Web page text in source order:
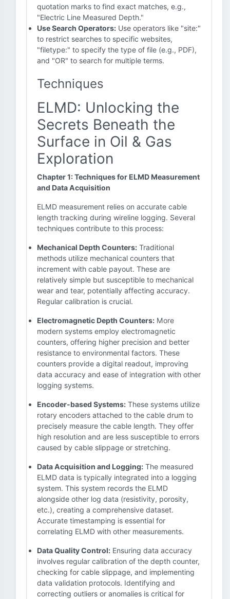
quotation marks to find exact matches, e.g.,
"Electric Line Measured Depth."
Use Search Operators: Use operators like "site:"
to restrict searches to specific websites,
"filetype:" to specify the type of file (e.g., PDF),
and "OR" to search for multiple terms.
Techniques
ELMD: Unlocking the
Secrets Beneath the
Surface in Oil & Gas
Exploration
Chapter 1: Techniques for ELMD Measurement
and Data Acquisition
ELMD measurement relies on accurate cable
length tracking during wireline logging. Several
techniques contribute to this process:
Mechanical Depth Counters: Traditional
methods utilize mechanical counters that
increment with cable payout. These are
relatively simple but susceptible to mechanical
wear and tear, potentially affecting accuracy.
Regular calibration is crucial.
Electromagnetic Depth Counters: More
modern systems employ electromagnetic
counters, offering higher precision and better
resistance to environmental factors. These
counters provide a digital readout, improving
data accuracy and ease of integration with other
logging systems.
Encoder-based Systems: These systems utilize
rotary encoders attached to the cable drum to
precisely measure the cable length. They offer
high resolution and are less susceptible to errors
caused by cable slippage or stretching.
Data Acquisition and Logging: The measured
ELMD data is typically integrated into a logging
system. This system records the ELMD
alongside other log data (resistivity, porosity,
etc.), creating a comprehensive dataset.
Accurate timestamping is essential for
correlating ELMD with other measurements.
Data Quality Control: Ensuring data accuracy
involves regular calibration of the depth counter,
checking for cable slippage, and implementing
data validation protocols. Identifying and
correcting outliers or anomalies is critical for